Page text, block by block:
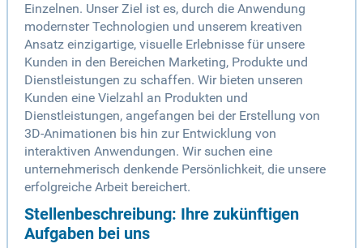
Einzelnen. Unser Ziel ist es, durch die Anwendung
modernster Technologien und unserem kreativen
Ansatz einzigartige, visuelle Erlebnisse für unsere
Kunden in den Bereichen Marketing, Produkte und
Dienstleistungen zu schaffen. Wir bieten unseren
Kunden eine Vielzahl an Produkten und
Dienstleistungen, angefangen bei der Erstellung von
3D-Animationen bis hin zur Entwicklung von
interaktiven Anwendungen. Wir suchen eine
unternehmerisch denkende Persönlichkeit, die unsere
erfolgreiche Arbeit bereichert.
Stellenbeschreibung: Ihre zukünftigen
Aufgaben bei uns